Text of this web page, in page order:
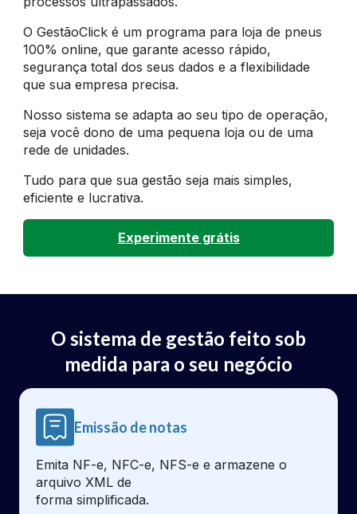
O GestãoClick é um programa para loja de pneus
100% online, que garante acesso rápido,
segurança total dos seus dados e a flexibilidade
que sua empresa precisa.
Nosso sistema se adapta ao seu tipo de operação,
seja você dono de uma pequena loja ou de uma
rede de unidades.
Tudo para que sua gestão seja mais simples,
eficiente e lucrativa.
Experimente grátis
O sistema de gestão feito sob
medida para o seu negócio
Emissão de notas
Emita NF-e, NFC-e, NFS-e e armazene o
arquivo XML de
forma simplificada.